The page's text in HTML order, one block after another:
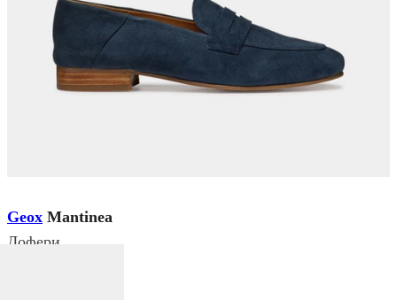
Geox Mantinea
Лофери